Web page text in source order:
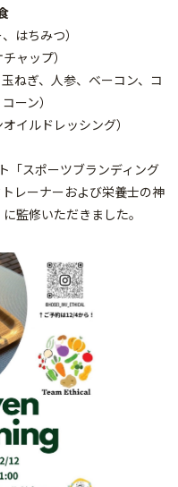
はちみつ）
ャップ）
ねぎ、人参、ベーコン、コ
ーン）
イルドレッシング）
「スポーツブランディング
レーナーおよび栄養士の神
監修いただきました。